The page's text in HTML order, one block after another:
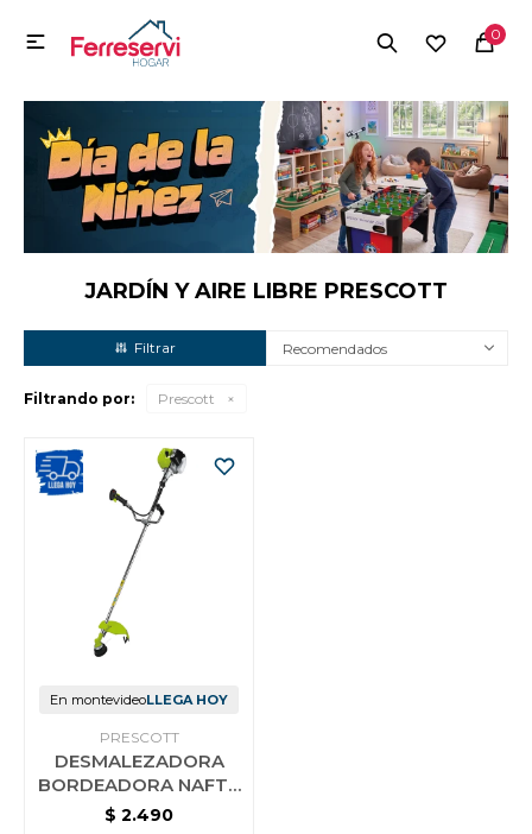
0

JARDÍN Y AIRE LIBRE PRESCOTT
Recomendados
Filtrando por: Prescott
En montevideoLLEGA HOY
PRESCOTT
DESMALEZADORA
BORDEADORA NAFTA
52CC PRESCOTT
$ 2.490
MI CUENTA
Menú Herramientas y Construcción Electrodomésticos
Herramientas y Construcción
Electrodomésticos
Tecnología
Deportes
Jardín y Aire Libre
Mascotas
Bazar